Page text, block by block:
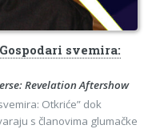
svemira:
Revelation Aftershow
Otkriće” dok
s članovima glumačke